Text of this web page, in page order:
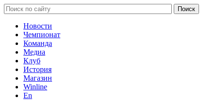
Новости
Чемпионат
Команда
Медиа
Клуб
История
Магазин
Winline
En